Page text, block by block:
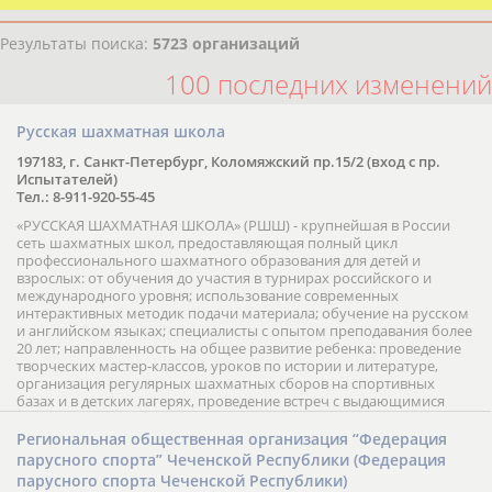
Результаты поиска: 5723 организаций
100 последних изменений
Русская шахматная школа
197183, г. Санкт-Петербург, Коломяжский пр.15/2 (вход с пр.
Испытателей)
Тел.: 8-911-920-55-45
«РУССКАЯ ШАХМАТНАЯ ШКОЛА» (РШШ) - крупнейшая в России
сеть шахматных школ, предоставляющая полный цикл
профессионального шахматного образования для детей и
взрослых: от обучения до участия в турнирах российского и
международного уровня; использование современных
интерактивных методик подачи материала; обучение на русском
и английском языках; специалисты с опытом преподавания более
20 лет; направленность на общее развитие ребенка: проведение
творческих мастер-классов, уроков по истории и литературе,
организация регулярных шахматных сборов на спортивных
базах и в детских лагерях, проведение встреч с выдающимися
шахматистами; корпоративное обучение; онлайн обучение в
форме вебинаров и индивидуальных занятий, круглые столы
российских и международных тренеров, организация фестивалей;
онлайн трансляция мероприятий и турниров.
Региональная общественная организация “Федерация
парусного спорта” Чеченской Республики (Федерация
парусного спорта Чеченской Республики)